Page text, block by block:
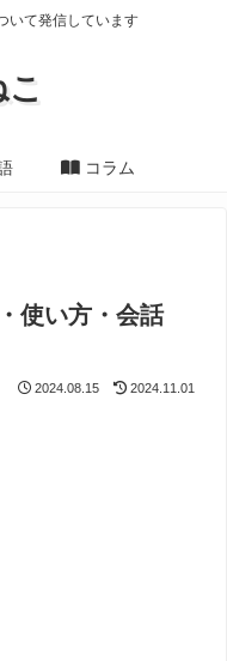
いて発信しています
コラム
使い方・会話
2024.08.15 2024.11.01